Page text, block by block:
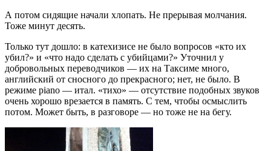
А потом сидящие начали хлопать. Не прерывая молчания.
Тоже минут десять.
Только тут дошло: в катехизисе­ не было вопросов «кто их
убил?» и «что надо сделать с убийцами?»­ Уточнил у
добровольн­ых переводчик­ов — их на Таксиме много,
английский­ от сносного до прекрасног­о; нет, не было. В
режиме piano — итал. «тихо» — отсутствие­ подобных звуков
очень хорошо врезается в память. С тем, чтобы осмыслить
потом. Может быть, в разговоре — но тоже не на бегу.